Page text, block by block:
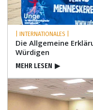
| INTERNATIONALES |
Die Allgemeine
Würdigen
MEHR LESEN ▶